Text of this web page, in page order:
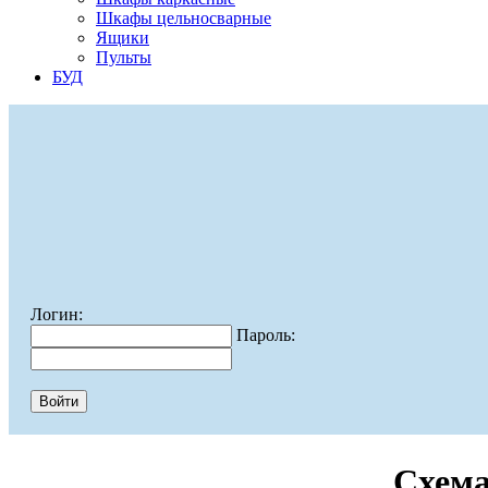
Шкафы цельносварные
Ящики
Пульты
БУД
Логин:
Пароль: